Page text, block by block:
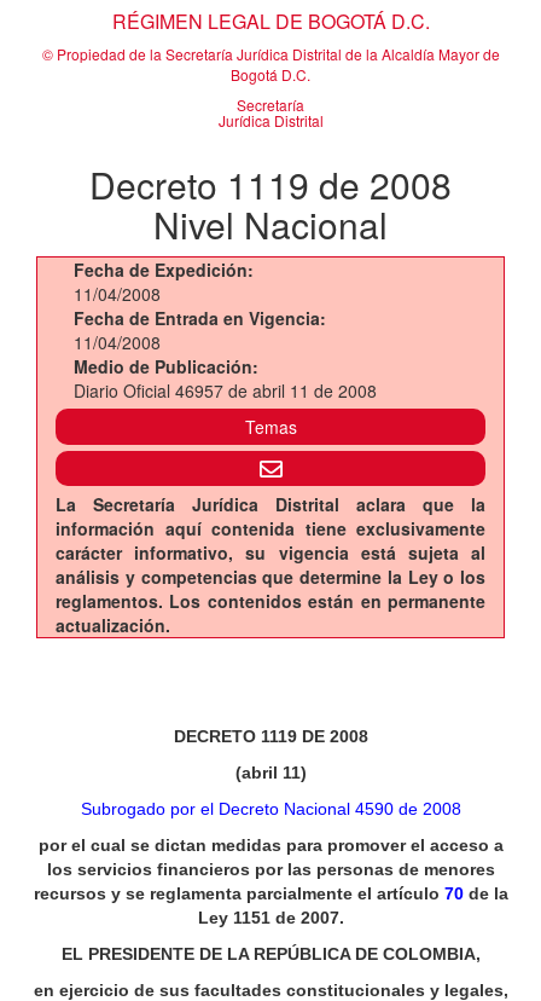
RÉGIMEN LEGAL DE BOGOTÁ D.C.
© Propiedad de la Secretaría Jurídica Distrital de la Alcaldía Mayor de
Bogotá D.C.
Secretaría
Jurídica Distrital
Decreto 1119 de 2008
Nivel Nacional
Fecha de Expedición:
11/04/2008
Fecha de Entrada en Vigencia:
11/04/2008
Medio de Publicación:
Diario Oficial 46957 de abril 11 de 2008
Temas
La Secretaría Jurídica Distrital aclara que la
información aquí contenida tiene exclusivamente
carácter informativo, su vigencia está sujeta al
análisis y competencias que determine la Ley o los
reglamentos. Los contenidos están en permanente
actualización.
DECRETO 1119 DE 2008
(abril 11)
Subrogado por el Decreto Nacional 4590 de 2008
por el cual se dictan medidas para promover el acceso a
los servicios financieros por las personas de menores
recursos y se reglamenta parcialmente el artículo 70 de la
Ley 1151 de 2007.
EL PRESIDENTE DE LA REPÚBLICA DE COLOMBIA,
en ejercicio de sus facultades constitucionales y legales,